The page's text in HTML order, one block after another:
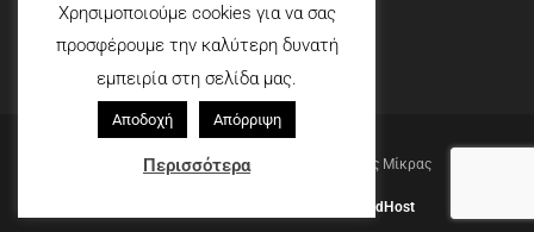
©2012 - 2026
Ομάδα Εθελοντών Πολιτικής Προστασίας Μίκρας
GoodHost
Χρησιμοποιούμε cookies για να σας
προσφέρουμε την καλύτερη δυνατή
εμπειρία στη σελίδα μας.
Αποδοχή Απόρριψη
Περισσότερα